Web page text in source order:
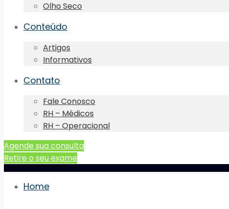
Olho Seco
Conteúdo
Artigos
Informativos
Contato
Fale Conosco
RH – Médicos
RH – Operacional
Agende sua consulta
Retire o seu exame
Home